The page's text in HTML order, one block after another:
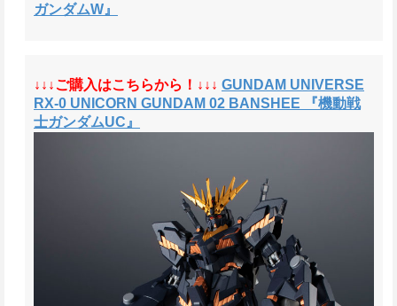
ガンダムW』
↓↓↓ご購入はこちらから！↓↓↓ GUNDAM UNIVERSE
RX-0 UNICORN GUNDAM 02 BANSHEE 『機動戦
士ガンダムUC』